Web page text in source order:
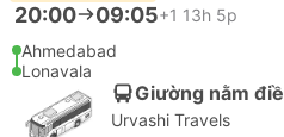
20:00 09:05+1 13h 5p
Ahmedabad
Lonavala
Giường nằm
Urvashi Travels